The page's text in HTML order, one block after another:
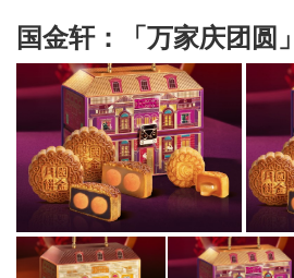
国金轩：「万家庆团圆